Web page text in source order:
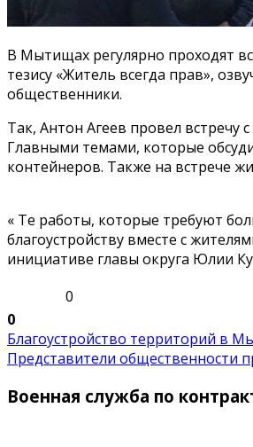
В Мытищах регулярно проходят
тезису «Житель всегда прав»,
общественники.
Так, Антон Агеев провел
Главными темами, которые
контейнеров. Также на встрече
« Те работы, которые требуют
благоустройству вместе с
инициативе главы округа Юлии
0
0
Благоустройство территорий в
Представители общественности
Военная служба по